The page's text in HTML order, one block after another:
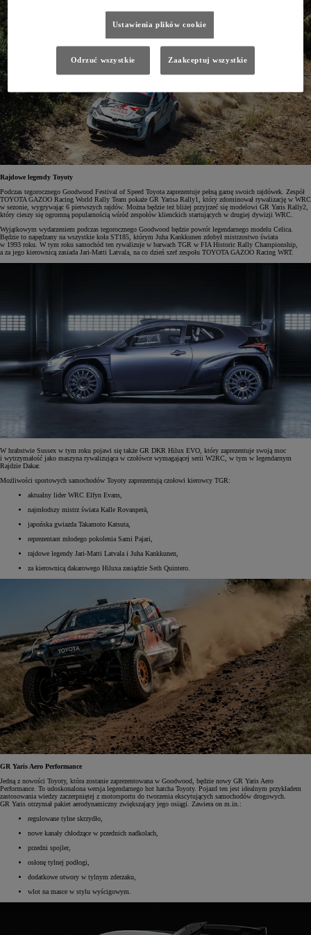
Rajdowe legendy Toyoty
Podczas tegorocznego Goodwood Festival of Speed Toyota zaprezentuje pełną gamę swoich rajdówek. Zespół
TOYOTA GAZOO Racing World Rally Team pokaże GR Yarisa Rally1, który zdominował rywalizację w WRC
w sezonie, wygrywając 6 pierwszych rajdów. Można będzie też bliżej przyjrzeć się modelowi GR Yaris Rally2,
który cieszy się ogromną popularnością wśród zespołów klienckich startujących w drugiej dywizji WRC.
Wyjątkowym wydarzeniem podczas tegorocznego Goodwood będzie powrót legendarnego modelu Celica.
Będzie to napędzany na wszystkie koła ST185, którym Juha Kankkunen zdobył mistrzostwo świata
w 1993 roku. W tym roku samochód ten rywalizuje w barwach TGR w FIA Historic Rally Championship,
a za jego kierownicą zasiada Jari-Matti Latvala, na co dzień szef zespołu TOYOTA GAZOO Racing WRT.
W hrabstwie Sussex w tym roku pojawi się także GR DKR Hilux EVO, który zaprezentuje swoją moc
i wytrzymałość jako maszyna rywalizująca w czołówce wymagającej serii W2RC, w tym w legendarnym
Rajdzie Dakar.
Możliwości sportowych samochodów Toyoty zaprezentują czołowi kierowcy TGR:
aktualny lider WRC Elfyn Evans,
najmłodszy mistrz świata Kalle Rovanperä,
japońska gwiazda Takamoto Katsuta,
reprezentant młodego pokolenia Sami Pajari,
rajdowe legendy Jari-Matti Latvala i Juha Kankkunen,
za kierownicą dakarowego Hiluxa zasiądzie Seth Quintero.
GR Yaris Aero Performance
Jedną z nowości Toyoty, która zostanie zaprezentowana w Goodwood, będzie nowy GR Yaris Aero
Performance. To udoskonalona wersja legendarnego hot hatcha Toyoty. Pojazd ten jest idealnym przykładem
zastosowania wiedzy zaczerpniętej z motorsportu do tworzenia ekscytujących samochodów drogowych.
GR Yaris otrzymał pakiet aerodynamiczny zwiększający jego osiągi. Zawiera on m.in.:
regulowane tylne skrzydło,
nowe kanały chłodzące w przednich nadkolach,
przedni spojler,
osłonę tylnej podłogi,
dodatkowe otwory w tylnym zderzaku,
wlot na masce w stylu wyścigowym.
Ustawienia plików cookie
Odrzuć wszystkie Zaakceptuj wszystkie